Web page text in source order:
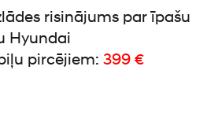
risinājums par īpašu
Hyundai
pircējiem: 399 €